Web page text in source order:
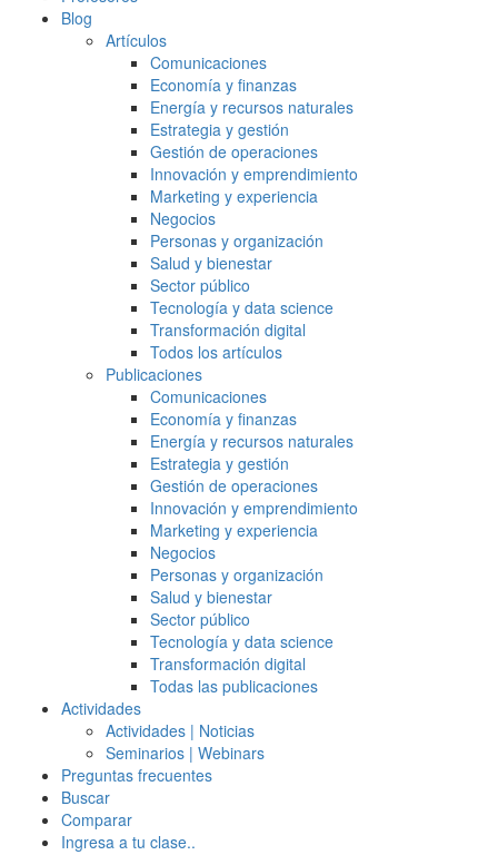
Blog
Artículos
Comunicaciones
Economía y finanzas
Energía y recursos naturales
Estrategia y gestión
Gestión de operaciones
Innovación y emprendimiento
Marketing y experiencia
Negocios
Personas y organización
Salud y bienestar
Sector público
Tecnología y data science
Transformación digital
Todos los artículos
Publicaciones
Comunicaciones
Economía y finanzas
Energía y recursos naturales
Estrategia y gestión
Gestión de operaciones
Innovación y emprendimiento
Marketing y experiencia
Negocios
Personas y organización
Salud y bienestar
Sector público
Tecnología y data science
Transformación digital
Todas las publicaciones
Actividades
Actividades | Noticias
Seminarios | Webinars
Preguntas frecuentes
Buscar
Comparar
Ingresa a tu clase..